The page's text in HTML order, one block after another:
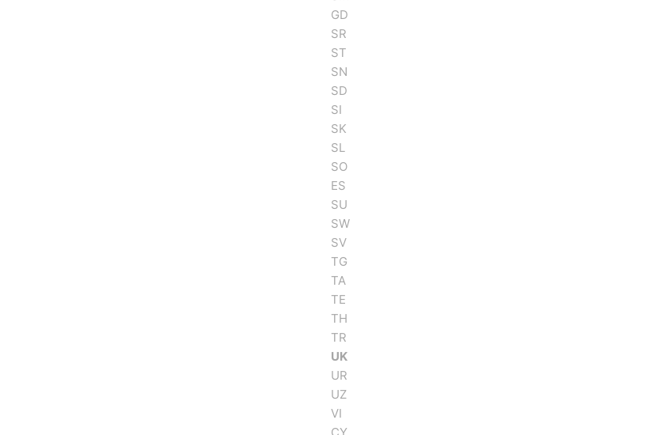
GD
SR
ST
SN
SD
SI
SK
SL
SO
ES
SU
SW
SV
TG
TA
TE
TH
TR
UK
UR
UZ
VI